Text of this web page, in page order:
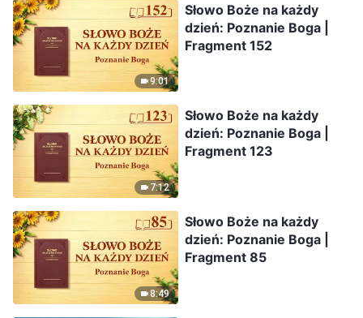
9:01
Słowo Boże na każdy
dzień: Poznanie Boga |
Fragment 152
7:12
Słowo Boże na każdy
dzień: Poznanie Boga |
Fragment 123
8:49
Słowo Boże na każdy
dzień: Poznanie Boga |
Fragment 85